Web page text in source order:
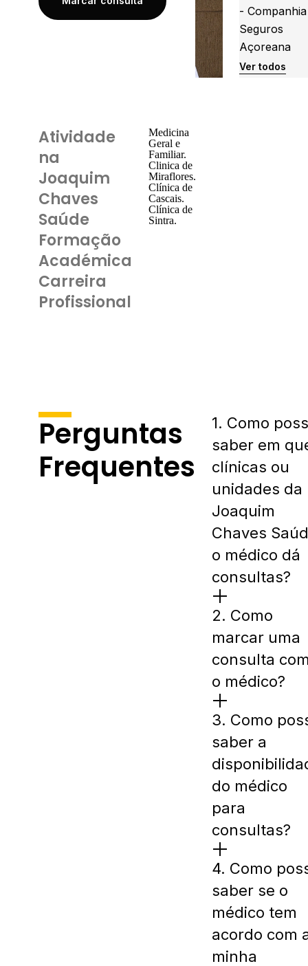
- Companhia
Seguros
Açoreana
Ver todos
Atividade
na
Joaquim
Chaves
Saúde
Formação
Académica
Carreira
Profissional
Medicina
Geral e
Familiar.
Clinica de
Miraflores.
Clínica de
Cascais.
Clínica de
Sintra.
Perguntas
Frequentes
1. Como
saber em
clínicas ou
unidades da
Joaquim
Chaves
o médico dá
consultas?
2. Como
marcar uma
consulta com
o médico?
3. Como
saber a
do médico
para
consultas?
4. Como
saber se o
médico tem
acordo com
minha